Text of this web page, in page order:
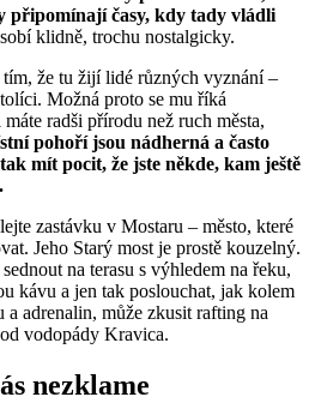
připomínají časy, kdy tady vládli
klidně, trochu nostalgicky.
že tu žijí lidé různých vyznání –
Možná proto se mu říká
radši přírodu než ruch města,
pohoří jsou nádherná a často
mít pocit, že jste někde, kam ještě
zastávku v Mostaru – město, které
Jeho Starý most je prostě kouzelný.
na terasu s výhledem na řeku,
kávu a jen tak poslouchat, jak kolem
adrenalin, může zkusit rafting na
vodopády Kravica.
nezklame